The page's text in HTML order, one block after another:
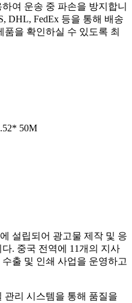
여 운송 중 파손을 방지합니
DHL, FedEx 등을 통해 배송
을 확인하실 수 있도록 최
50M
설립되어 광고물 제작 및 응
. 중국 전역에 11개의 지사
출 및 인쇄 사업을 운영하고
관리 시스템을 통해 품질을